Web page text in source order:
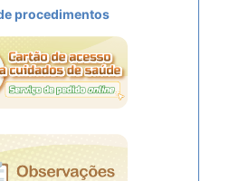
procedimentos